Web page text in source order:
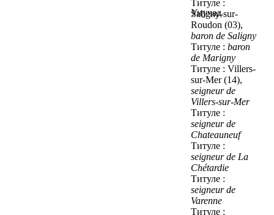
Титуле :
Saligny-sur-
Roudon (03),
baron de Saligny
Титуле : baron
de Marigny
Титуле : Villers-
sur-Mer (14),
seigneur de
Villers-sur-Mer
Титуле :
seigneur de
Chateauneuf
Титуле :
seigneur de La
Chétardie
Титуле :
seigneur de
Varenne
Титуле :
Унучад